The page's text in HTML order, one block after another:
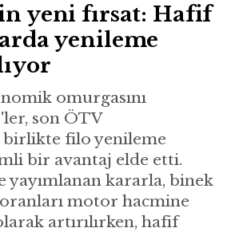
yeni fırsat: Hafif
yenileme
omurgasını
son ÖTV
birlikte filo yenileme
bir avantaj elde etti.
yayımlanan kararla, binek
motor hacmine
artırılırken, hafif